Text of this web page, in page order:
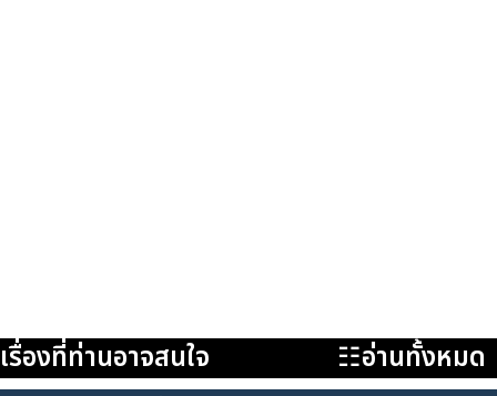
เรื่องที่ท่านอาจสนใจ ☷อ่านทั้งหมด